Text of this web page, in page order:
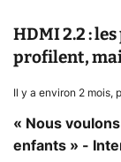
HDMI 2.2 :
profilent,
Il y a environ 2 mois,
« Nous
enfants » -